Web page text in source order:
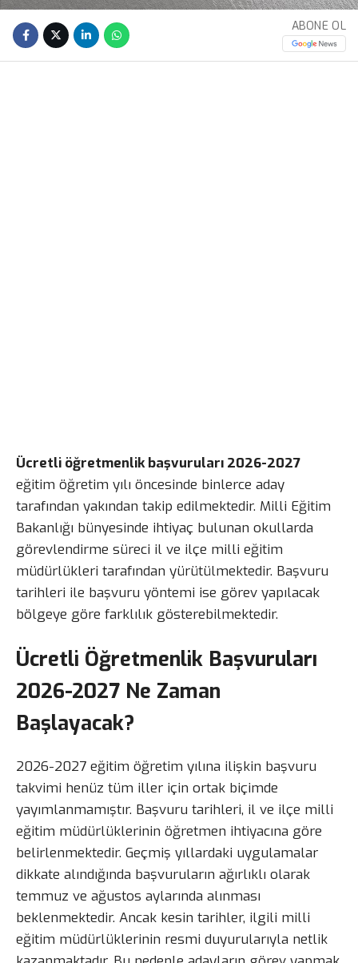
ABONE OL
Ücretli öğretmenlik başvuruları 2026-2027
eğitim öğretim yılı öncesinde binlerce aday
tarafından yakından takip edilmektedir. Milli Eğitim
Bakanlığı bünyesinde ihtiyaç bulunan okullarda
görevlendirme süreci il ve ilçe milli eğitim
müdürlükleri tarafından yürütülmektedir. Başvuru
tarihleri ile başvuru yöntemi ise görev yapılacak
bölgeye göre farklılık gösterebilmektedir.
Ücretli Öğretmenlik Başvuruları
2026-2027 Ne Zaman
Başlayacak?
2026-2027 eğitim öğretim yılına ilişkin başvuru
takvimi henüz tüm iller için ortak biçimde
yayımlanmamıştır. Başvuru tarihleri, il ve ilçe milli
eğitim müdürlüklerinin öğretmen ihtiyacına göre
belirlenmektedir. Geçmiş yıllardaki uygulamalar
dikkate alındığında başvuruların ağırlıklı olarak
temmuz ve ağustos aylarında alınması
beklenmektedir. Ancak kesin tarihler, ilgili milli
eğitim müdürlüklerinin resmi duyurularıyla netlik